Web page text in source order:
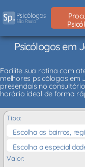
Psicólogos em
Facilite sua rotina com
melhores psicólogos em
presenciais no
horário ideal de forma
Tipo:
Escolha os bairros,
Escolha a
Valor: